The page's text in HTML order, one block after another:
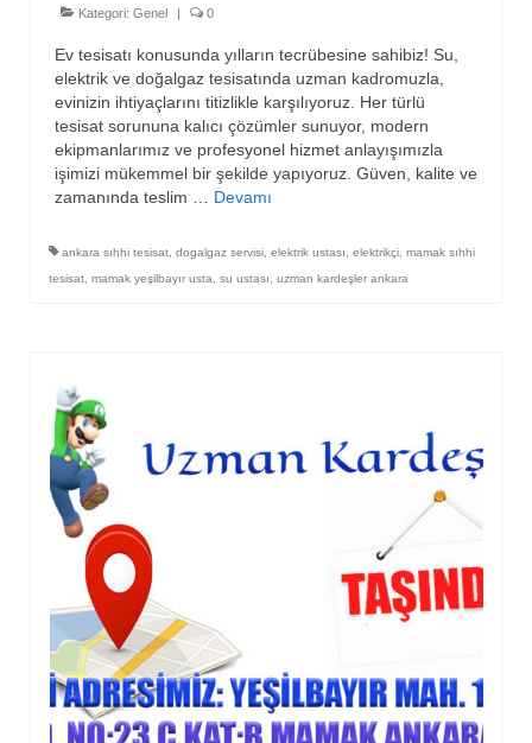
Kategori: Genel | 0
Ev tesisatı konusunda yılların tecrübesine sahibiz! Su,
elektrik ve doğalgaz tesisatında uzman kadromuzla,
evinizin ihtiyaçlarını titizlikle karşılıyoruz. Her türlü
tesisat sorununa kalıcı çözümler sunuyor, modern
ekipmanlarımız ve profesyonel hizmet anlayışımızla
işimizi mükemmel bir şekilde yapıyoruz. Güven, kalite ve
zamanında teslim … Devamı
ankara sıhhi tesisat dogalgaz servisi elektrik ustası elektrikçi mamak sıhhi
tesisat mamak yeşilbayır usta su ustası uzman kardeşler ankara